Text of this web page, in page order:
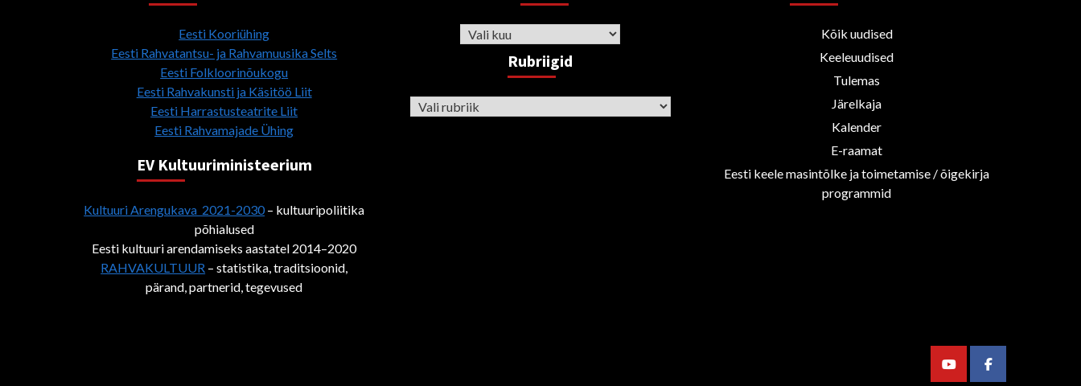
Eesti Kooriühing
Eesti Rahvatantsu- ja Rahvamuusika Selts
Eesti Folkloorinõukogu
Eesti Rahvakunsti ja Käsitöö Liit
Eesti Harrastusteatrite Liit
Eesti Rahvamajade Ühing
EV Kultuuriministeerium
Kultuuri Arengukava 2021-2030– kultuuripoliitika
põhialused
Eesti kultuuri arendamiseks aastatel 2014–2020
RAHVAKULTUUR – statistika, traditsioonid,
pärand, partnerid, tegevused
Arhiiv
Rubriigid
Rubriigid
Kõik uudised
Keeleuudised
Tulemas
Järelkaja
Kalender
E-raamat
Eesti keele masintõlke ja toimetamise / õigekirja
programmid
YoutubeFacebook